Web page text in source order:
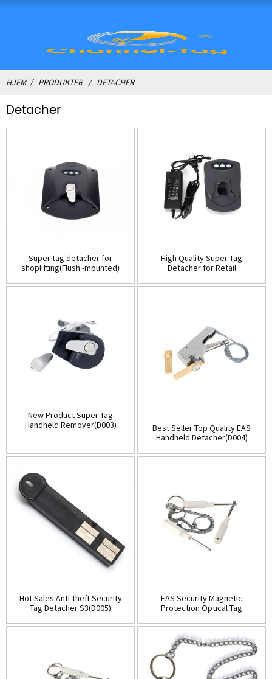
HJEM PRODUKTER DETACHER
Detacher
Super tag detacher for
shoplifting(Flush -mounted)
High Quality Super Tag
Detacher for Retail
New Product Super Tag
Handheld Remover(D003)
Best Seller Top Quality EAS
Handheld Detacher(D004)
Hot Sales Anti-theft Security
Tag Detacher S3(D005)
EAS Security Magnetic
Protection Optical Tag